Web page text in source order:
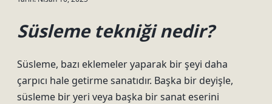
Süsleme tekniği nedir?
Süsleme, bazı eklemeler yaparak bir şeyi daha
çarpıcı hale getirme sanatıdır. Başka bir deyişle,
süsleme bir yeri veya başka bir sanat eserini